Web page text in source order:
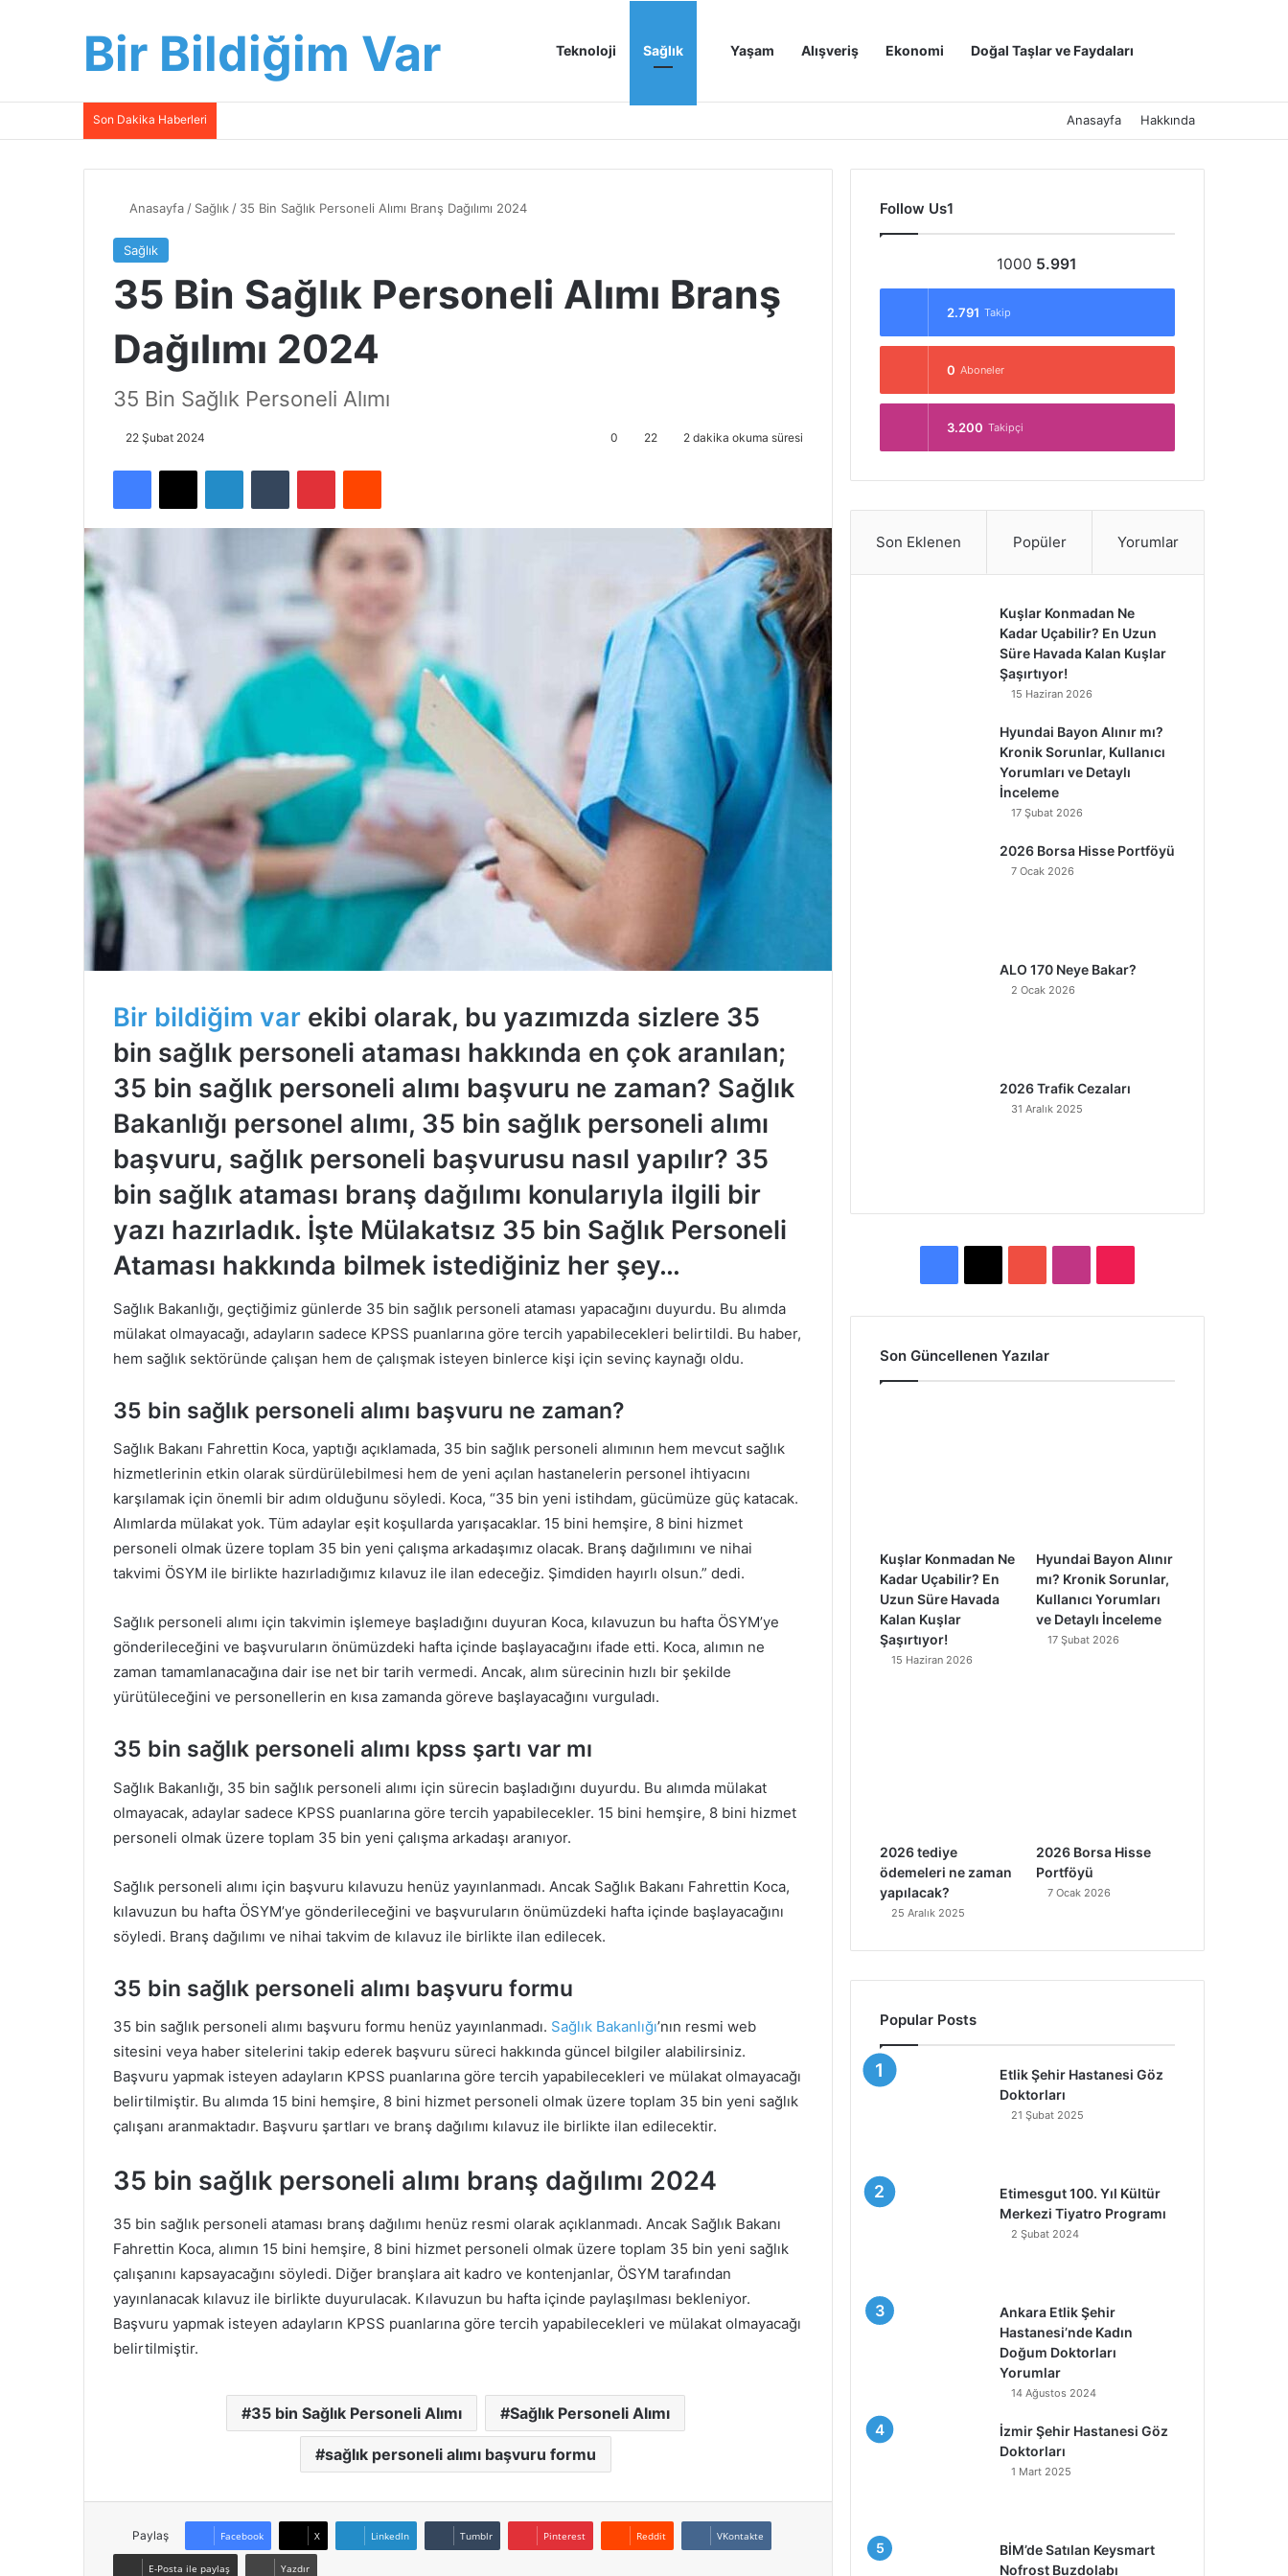
Bir Bildiğim Var Anasayfa
Teknoloji Sağlık Yaşam Alışveriş Ekonomi Doğal Taşlar ve Faydaları
Son Dakika Haberleri Anasayfa Hakkında
Anasayfa / Sağlık / 35 Bin Sağlık Personeli Alımı Branş Dağılımı 2024
Sağlık
35 Bin Sağlık Personeli Alımı Branş
Dağılımı 2024
35 Bin Sağlık Personeli Alımı
22 Şubat 2024 0 22 2 dakika okuma süresi
Bir bildiğim var ekibi olarak, bu yazımızda sizlere 35
bin sağlık personeli ataması hakkında en çok aranılan;
35 bin sağlık personeli alımı başvuru ne zaman? Sağlık
Bakanlığı personel alımı, 35 bin sağlık personeli alımı
başvuru, sağlık personeli başvurusu nasıl yapılır? 35
bin sağlık ataması branş dağılımı konularıyla ilgili bir
yazı hazırladık. İşte Mülakatsız 35 bin Sağlık Personeli
Ataması hakkında bilmek istediğiniz her şey…
Sağlık Bakanlığı, geçtiğimiz günlerde 35 bin sağlık personeli ataması yapacağını duyurdu. Bu alımda
mülakat olmayacağı, adayların sadece KPSS puanlarına göre tercih yapabilecekleri belirtildi. Bu haber,
hem sağlık sektöründe çalışan hem de çalışmak isteyen binlerce kişi için sevinç kaynağı oldu.
35 bin sağlık personeli alımı başvuru ne zaman?
Sağlık Bakanı Fahrettin Koca, yaptığı açıklamada, 35 bin sağlık personeli alımının hem mevcut sağlık
hizmetlerinin etkin olarak sürdürülebilmesi hem de yeni açılan hastanelerin personel ihtiyacını
karşılamak için önemli bir adım olduğunu söyledi. Koca, “35 bin yeni istihdam, gücümüze güç katacak.
Alımlarda mülakat yok. Tüm adaylar eşit koşullarda yarışacaklar. 15 bini hemşire, 8 bini hizmet
personeli olmak üzere toplam 35 bin yeni çalışma arkadaşımız olacak. Branş dağılımını ve nihai
takvimi ÖSYM ile birlikte hazırladığımız kılavuz ile ilan edeceğiz. Şimdiden hayırlı olsun.” dedi.
Sağlık personeli alımı için takvimin işlemeye başladığını duyuran Koca, kılavuzun bu hafta ÖSYM’ye
gönderileceğini ve başvuruların önümüzdeki hafta içinde başlayacağını ifade etti. Koca, alımın ne
zaman tamamlanacağına dair ise net bir tarih vermedi. Ancak, alım sürecinin hızlı bir şekilde
yürütüleceğini ve personellerin en kısa zamanda göreve başlayacağını vurguladı.
35 bin sağlık personeli alımı kpss şartı var mı
Sağlık Bakanlığı, 35 bin sağlık personeli alımı için sürecin başladığını duyurdu. Bu alımda mülakat
olmayacak, adaylar sadece KPSS puanlarına göre tercih yapabilecekler. 15 bini hemşire, 8 bini hizmet
personeli olmak üzere toplam 35 bin yeni çalışma arkadaşı aranıyor.
Sağlık personeli alımı için başvuru kılavuzu henüz yayınlanmadı. Ancak Sağlık Bakanı Fahrettin Koca,
kılavuzun bu hafta ÖSYM’ye gönderileceğini ve başvuruların önümüzdeki hafta içinde başlayacağını
söyledi. Branş dağılımı ve nihai takvim de kılavuz ile birlikte ilan edilecek.
35 bin sağlık personeli alımı başvuru formu
35 bin sağlık personeli alımı başvuru formu henüz yayınlanmadı. Sağlık Bakanlığı’nın resmi web
sitesini veya haber sitelerini takip ederek başvuru süreci hakkında güncel bilgiler alabilirsiniz.
Başvuru yapmak isteyen adayların KPSS puanlarına göre tercih yapabilecekleri ve mülakat olmayacağı
belirtilmiştir. Bu alımda 15 bini hemşire, 8 bini hizmet personeli olmak üzere toplam 35 bin yeni sağlık
çalışanı aranmaktadır. Başvuru şartları ve branş dağılımı kılavuz ile birlikte ilan edilecektir.
35 bin sağlık personeli alımı branş dağılımı 2024
35 bin sağlık personeli ataması branş dağılımı henüz resmi olarak açıklanmadı. Ancak Sağlık Bakanı
Fahrettin Koca, alımın 15 bini hemşire, 8 bini hizmet personeli olmak üzere toplam 35 bin yeni sağlık
çalışanını kapsayacağını söyledi. Diğer branşlara ait kadro ve kontenjanlar, ÖSYM tarafından
yayınlanacak kılavuz ile birlikte duyurulacak. Kılavuzun bu hafta içinde paylaşılması bekleniyor.
Başvuru yapmak isteyen adayların KPSS puanlarına göre tercih yapabilecekleri ve mülakat olmayacağı
belirtilmiştir.
35 bin Sağlık Personeli Alımı Sağlık Personeli Alımı
sağlık personeli alımı başvuru formu
Paylaş Facebook X LinkedIn Tumblr Pinterest Reddit VKontakte
E-Posta ile paylaş Yazdır
Follow Us1
1000 5.991
2.791 Takip
0 Aboneler
3.200 Takipçi
Son Eklenen Popüler Yorumlar
Kuşlar Konmadan Ne
Kadar Uçabilir? En Uzun
Süre Havada Kalan Kuşlar
Şaşırtıyor!
15 Haziran 2026
Hyundai Bayon Alınır mı?
Kronik Sorunlar, Kullanıcı
Yorumları ve Detaylı
İnceleme
17 Şubat 2026
2026 Borsa Hisse Portföyü
7 Ocak 2026
ALO 170 Neye Bakar?
2 Ocak 2026
2026 Trafik Cezaları
31 Aralık 2025
e
T
t
T
Son Güncellenen Yazılar
Kuşlar Konmadan Ne
Kadar Uçabilir? En
Uzun Süre Havada
Kalan Kuşlar
Şaşırtıyor!
15 Haziran 2026
Hyundai Bayon Alınır
mı? Kronik Sorunlar,
Kullanıcı Yorumları
ve Detaylı İnceleme
17 Şubat 2026
2026 tediye
ödemeleri ne zaman
yapılacak?
25 Aralık 2025
2026 Borsa Hisse
Portföyü
7 Ocak 2026
Popular Posts
Etlik Şehir Hastanesi Göz
Doktorları
21 Şubat 2025
Etimesgut 100. Yıl Kültür
Merkezi Tiyatro Programı
2 Şubat 2024
Ankara Etlik Şehir
Hastanesi’nde Kadın
Doğum Doktorları
Yorumlar
14 Ağustos 2024
İzmir Şehir Hastanesi Göz
Doktorları
1 Mart 2025
BİM’de Satılan Keysmart
Nofrost Buzdolabı